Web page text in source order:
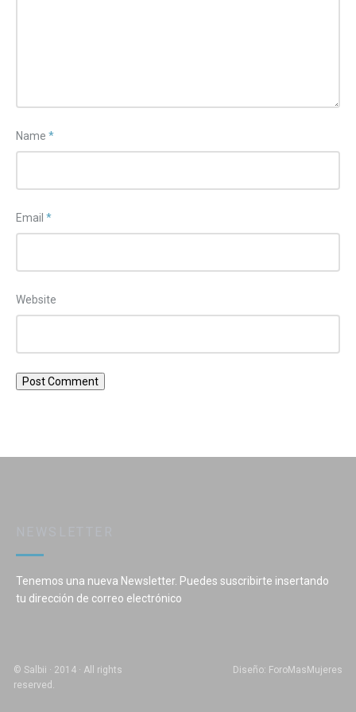
Name *
Email *
Website
Tenemos una nueva Newsletter. Puedes suscribirte insertando
tu dirección de correo electrónico
© Salbii · 2014 · All rights
reserved.
Diseño: ForoMasMujeres